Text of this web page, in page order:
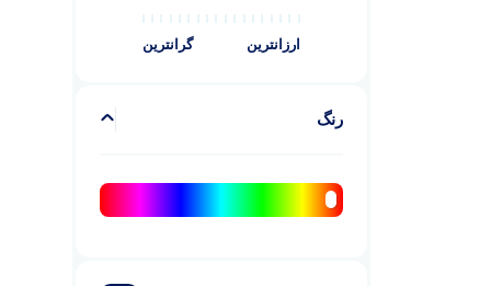
آیفون 13 پرو
3
4
ارزانترین گرانترین
رنگ